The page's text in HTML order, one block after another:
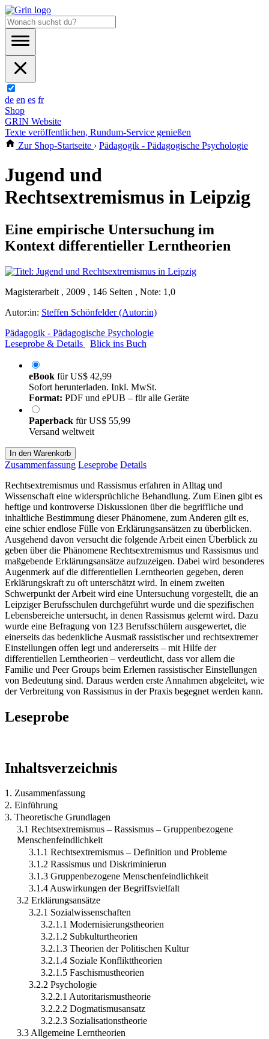
de en es fr
Shop
GRIN Website
Texte veröffentlichen, Rundum-Service genießen
Zur Shop-Startseite › Pädagogik - Pädagogische Psychologie
Jugend und
Rechtsextremismus in Leipzig
Eine empirische Untersuchung im
Kontext differentieller Lerntheorien
Magisterarbeit , 2009 , 146 Seiten , Note: 1,0
Autor:in: Steffen Schönfelder (Autor:in)
Pädagogik - Pädagogische Psychologie
Leseprobe & Details
Blick ins Buch
eBook fürUS$ 42,99
Sofort herunterladen. Inkl. MwSt.
Format: PDF und ePUB – für alle Geräte
Paperback fürUS$ 55,99
Versand weltweit
In den Warenkorb
Zusammenfassung Leseprobe Details
Rechtsextremismus und Rassismus erfahren in Alltag und
Wissenschaft eine widersprüchliche Behandlung. Zum Einen gibt es
heftige und kontroverse Diskussionen über die begriffliche und
inhaltliche Bestimmung dieser Phänomene, zum Anderen gilt es,
eine schier endlose Fülle von Erklärungsansätzen zu überblicken.
Ausgehend davon versucht die folgende Arbeit einen Überblick zu
geben über die Phänomene Rechtsextremismus und Rassismus und
maßgebende Erklärungsansätze aufzuzeigen. Dabei wird besonderes
Augenmerk auf die differentiellen Lerntheorien gegeben, deren
Erklärungskraft zu oft unterschätzt wird. In einem zweiten
Schwerpunkt der Arbeit wird eine Untersuchung vorgestellt, die an
Leipziger Berufsschulen durchgeführt wurde und die spezifischen
Lebensbereiche untersucht, in denen Rassismus gelernt wird. Dazu
wurde eine Befragung von 123 Berufsschülern ausgewertet, die
einerseits das bedenkliche Ausmaß rassistischer und rechtsextremer
Einstellungen offen legt und andererseits – mit Hilfe der
differentiellen Lerntheorien – verdeutlicht, dass vor allem die
Familie und Peer Groups beim Erlernen rassistischer Einstellungen
von Bedeutung sind. Daraus werden erste Annahmen abgeleitet, wie
der Verbreitung von Rassismus in der Praxis begegnet werden kann.
Leseprobe
Inhaltsverzeichnis
1. Zusammenfassung
2. Einführung
3. Theoretische Grundlagen
3.1 Rechtsextremismus – Rassismus – Gruppenbezogene
Menschenfeindlichkeit
3.1.1 Rechtsextremismus – Definition und Probleme
3.1.2 Rassismus und Diskriminierun
3.1.3 Gruppenbezogene Menschenfeindlichkeit
3.1.4 Auswirkungen der Begriffsvielfalt
3.2 Erklärungsansätze
3.2.1 Sozialwissenschaften
3.2.1.1 Modernisierungstheorien
3.2.1.2 Subkulturtheorien
3.2.1.3 Theorien der Politischen Kultur
3.2.1.4 Soziale Konflikttheorien
3.2.1.5 Faschismustheorien
3.2.2 Psychologie
3.2.2.1 Autoritarismustheorie
3.2.2.2 Dogmatismusansatz
3.2.2.3 Sozialisationstheorie
3.3 Allgemeine Lerntheorien